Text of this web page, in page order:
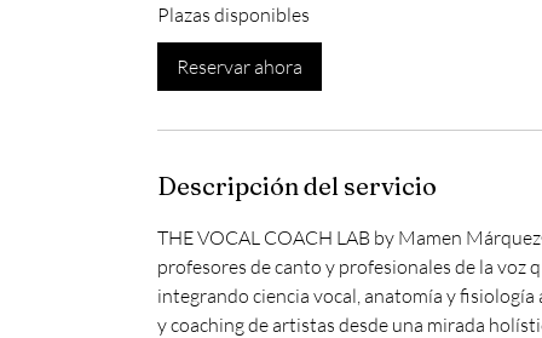
a
1
o
c
t
Plazas disponibles
Reservar ahora
Descripción del servicio
THE VOCAL COACH LAB by Mamen
profesores de canto y profesionales de la
integrando ciencia vocal, anatomía y fisiología
y coaching de artistas desde una mirada